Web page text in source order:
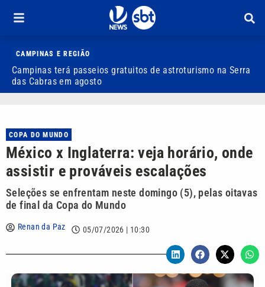
CAMPINAS E REGIÃO
Campinas terá passeios gratuitos de astroturismo na Serra
das Cabras em agosto
COPA DO MUNDO
México x Inglaterra: veja horário, onde
assistir e prováveis escalações
Seleções se enfrentam neste domingo (5), pelas oitavas
de final da Copa do Mundo
Renan da Paz 05/07/2026 | 10:30